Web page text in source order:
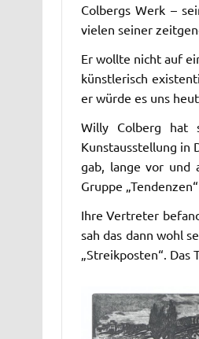
Colbergs Werk –
vielen seiner
Er wollte nicht auf
künstlerisch
er würde es uns
Willy Colberg hat
Kunstausstellung in
gab, lange vor und
Gruppe
Ihre Vertreter
sah das dann wohl
„Streikposten“.